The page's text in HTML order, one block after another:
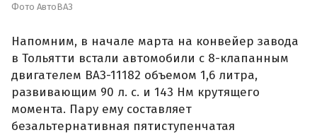
Фото АвтоВАЗ
Напомним, в начале марта на конвейер завода
в Тольятти встали автомобили с 8-клапанным
двигателем ВАЗ-11182 объемом 1,6 литра,
развивающим 90 л. с. и 143 Нм крутящего
момента. Пару ему составляет
безальтернативная пятиступенчатая